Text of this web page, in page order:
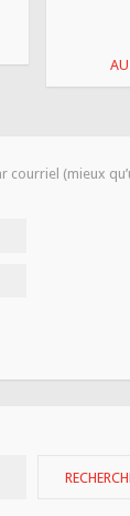
courriel (mieux